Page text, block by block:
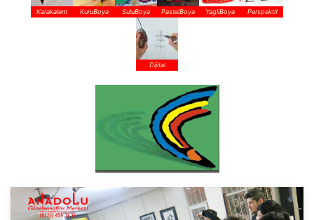
Karakalem KuruBoya SuluBoya PastelBoya YagliBoya Perspektif
Dijital